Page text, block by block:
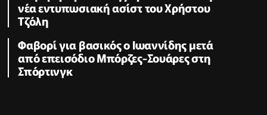
νέα εντυπωσιακή ασίστ του Χρήστου
Τζόλη
Φαβορί για βασικός ο Ιωαννίδης μετά
από επεισόδιο Μπόρζες-Σουάρες στη
Σπόρτινγκ